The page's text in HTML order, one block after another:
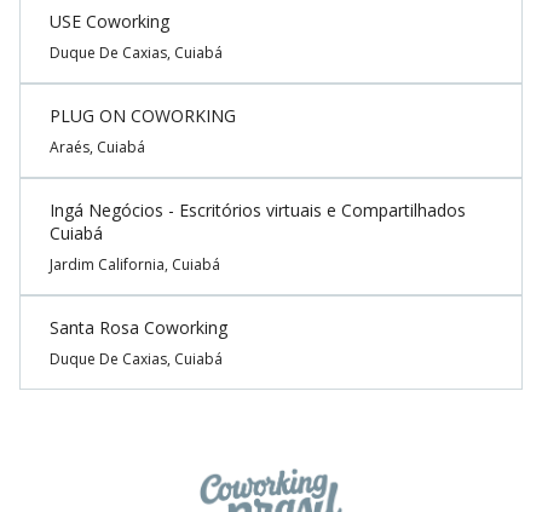
USE Coworking
Duque De Caxias, Cuiabá
PLUG ON COWORKING
Araés, Cuiabá
Ingá Negócios - Escritórios virtuais e Compartilhados
Cuiabá
Jardim California, Cuiabá
Santa Rosa Coworking
Duque De Caxias, Cuiabá